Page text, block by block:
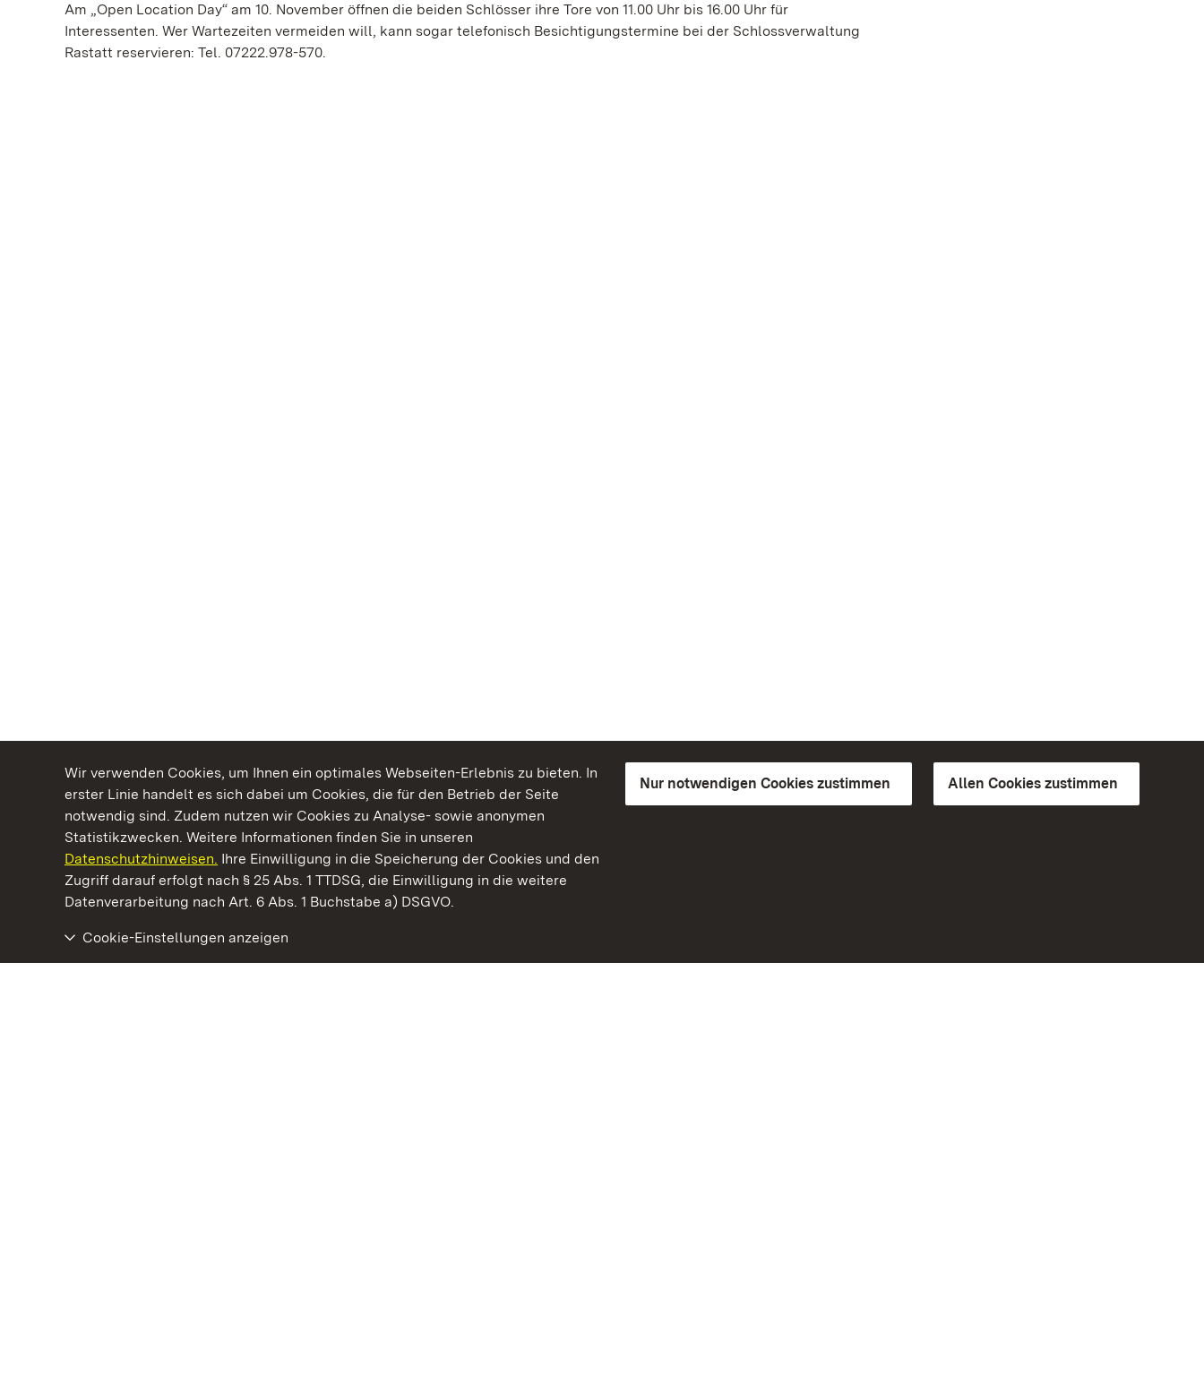
Wir verwenden Cookies, um Ihnen ein optimales Webseiten-Erlebnis zu bieten. In
erster Linie handelt es sich dabei um Cookies, die für den Betrieb der Seite
notwendig sind. Zudem nutzen wir Cookies zu Analyse- sowie anonymen
Statistikzwecken. Weitere Informationen finden Sie in unseren
Datenschutzhinweisen. Ihre Einwilligung in die Speicherung der Cookies und den
Zugriff darauf erfolgt nach § 25 Abs. 1 TTDSG, die Einwilligung in die weitere
Datenverarbeitung nach Art. 6 Abs. 1 Buchstabe a) DSGVO.
Nur notwendigen Cookies zustimmen Allen Cookies zustimmen
Cookie-Einstellungen anzeigen
Am „Open Location Day“ am 10. November öffnen die beiden Schlösser ihre Tore von 11.00 Uhr bis 16.00 Uhr für
Interessenten. Wer Wartezeiten vermeiden will, kann sogar telefonisch Besichtigungstermine bei der Schlossverwaltung
Rastatt reservieren: Tel. 07222.978-570.
Kommen. Staunen. Genießen.